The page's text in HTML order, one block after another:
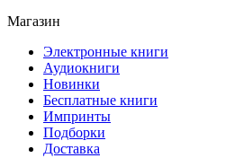
Магазин
Электронные книги
Аудиокниги
Новинки
Бесплатные книги
Импринты
Подборки
Доставка